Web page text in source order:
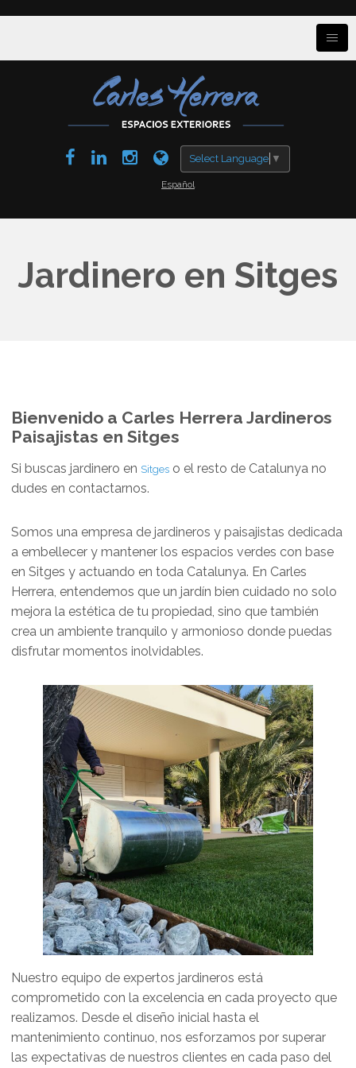
Select Language ▼
Español
Jardinero en Sitges
Bienvenido a Carles Herrera Jardineros
Paisajistas en Sitges
Si buscas jardinero en Sitges o el resto de Catalunya no
dudes en contactarnos.
Somos una empresa de jardineros y paisajistas dedicada
a embellecer y mantener los espacios verdes con base
en Sitges y actuando en toda Catalunya. En Carles
Herrera, entendemos que un jardín bien cuidado no solo
mejora la estética de tu propiedad, sino que también
crea un ambiente tranquilo y armonioso donde puedas
disfrutar momentos inolvidables.
Nuestro equipo de expertos jardineros está
comprometido con la excelencia en cada proyecto que
realizamos. Desde el diseño inicial hasta el
mantenimiento continuo, nos esforzamos por superar
las expectativas de nuestros clientes en cada paso del